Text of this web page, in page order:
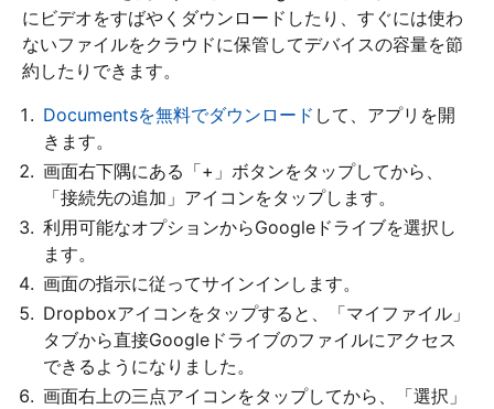
にビデオをすばやくダウンロードしたり、すぐには使わ
ないファイルをクラウドに保管してデバイスの容量を節
約したりできます。
Documentsを無料でダウンロード して、アプリを開
きます。
画面右下隅にある「+」ボタンをタップしてから、
「接続先の追加」アイコンをタップします。
利用可能なオプションからGoogleドライブを選択し
ます。
画面の指示に従ってサインインします。
Dropboxアイコンをタップすると、「マイファイル」
タブから直接Googleドライブのファイルにアクセス
できるようになりました。
画面右上の三点アイコンをタップしてから、「選択」